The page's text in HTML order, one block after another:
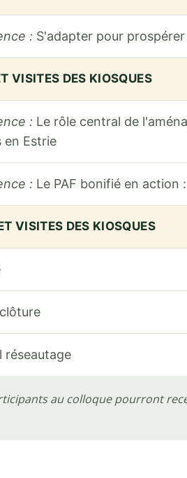
: S'adapter pour
VISITES DES KIOSQUES
: Le rôle central de
en Estrie
: Le PAF bonifié en action
VISITES DES KIOSQUES
réseautage
au colloque pourront